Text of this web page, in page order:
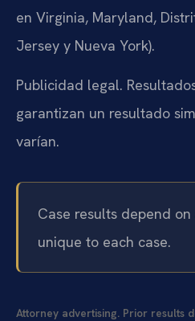
en Virginia, Maryland,
Jersey y Nueva York).
Publicidad legal.
garantizan un resultado
varían.
Case results depend
unique to each case.
Attorney advertising. Prior results